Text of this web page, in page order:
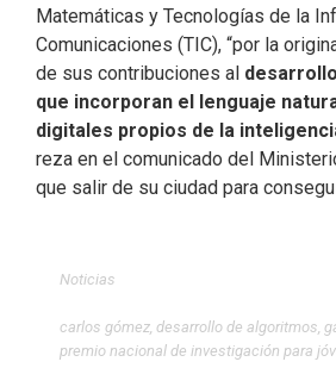
Matemáticas y Tecnologías de la
Comunicaciones (TIC), “por la
de sus contribuciones al
que incorporan el lenguaje
digitales propios de la
reza en el comunicado del
que salir de su ciudad para
Noticias
carlos gómez desarrollo de algoritmos
premio nacional de investigación para